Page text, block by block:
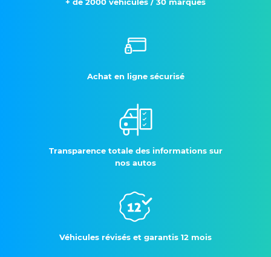
Achat en ligne sécurisé
Transparence totale des informations sur
nos autos
Véhicules révisés et garantis 12 mois